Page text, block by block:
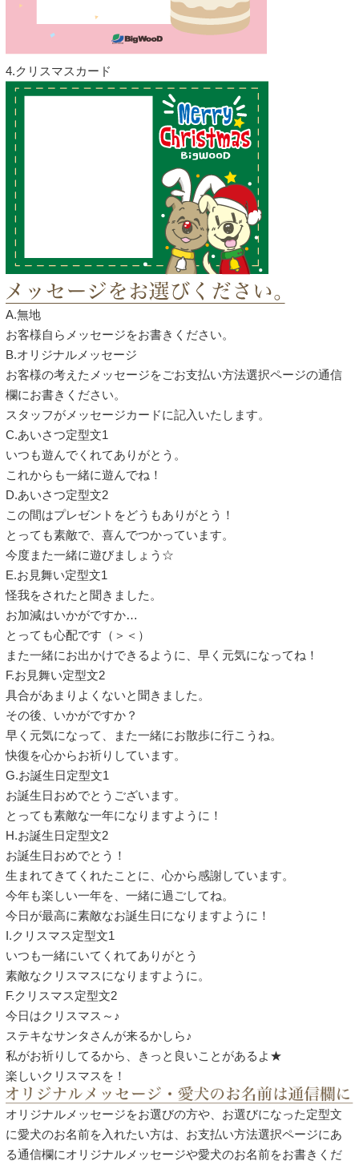
4.クリスマスカード
A.無地
お客様自らメッセージをお書きください。
B.オリジナルメッセージ
お客様の考えたメッセージをごお支払い方法選択ページの通信
欄にお書きください。
スタッフがメッセージカードに記入いたします。
C.あいさつ定型文1
いつも遊んでくれてありがとう。
これからも一緒に遊んでね！
D.あいさつ定型文2
この間はプレゼントをどうもありがとう！
とっても素敵で、喜んでつかっています。
今度また一緒に遊びましょう☆
E.お見舞い定型文1
怪我をされたと聞きました。
お加減はいかがですか…
とっても心配です（＞＜）
また一緒にお出かけできるように、早く元気になってね！
F.お見舞い定型文2
具合があまりよくないと聞きました。
その後、いかがですか？
早く元気になって、また一緒にお散歩に行こうね。
快復を心からお祈りしています。
G.お誕生日定型文1
お誕生日おめでとうございます。
とっても素敵な一年になりますように！
H.お誕生日定型文2
お誕生日おめでとう！
生まれてきてくれたことに、心から感謝しています。
今年も楽しい一年を、一緒に過ごしてね。
今日が最高に素敵なお誕生日になりますように！
I.クリスマス定型文1
いつも一緒にいてくれてありがとう
素敵なクリスマスになりますように。
F.クリスマス定型文2
今日はクリスマス～♪
ステキなサンタさんが来るかしら♪
私がお祈りしてるから、きっと良いことがあるよ★
楽しいクリスマスを！
オリジナルメッセージをお選びの方や、お選びになった定型文
に愛犬のお名前を入れたい方は、お支払い方法選択ページにあ
る通信欄にオリジナルメッセージや愛犬のお名前をお書きくだ